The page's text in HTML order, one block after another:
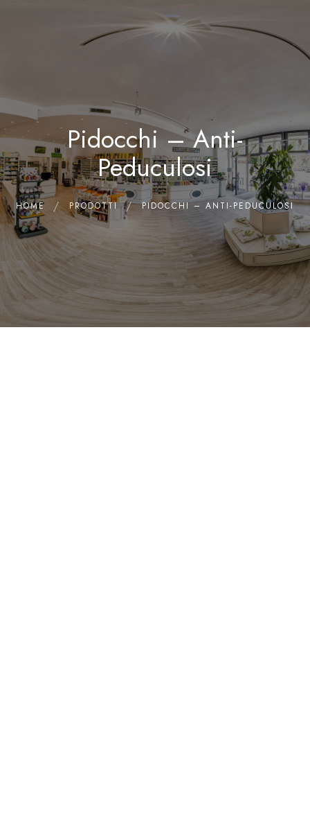
Il Laboratorio
Shop
Olii Essenziali
Contatti
0
Pidocchi – Anti-
Peduculosi
HOME PRODOTTI PIDOCCHI – ANTI-PEDUCULOSI